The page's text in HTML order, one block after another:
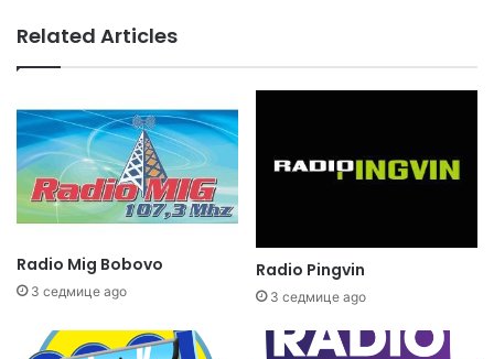
Related Articles
Radio Mig Bobovo
3 седмице ago
Radio Pingvin
3 седмице ago